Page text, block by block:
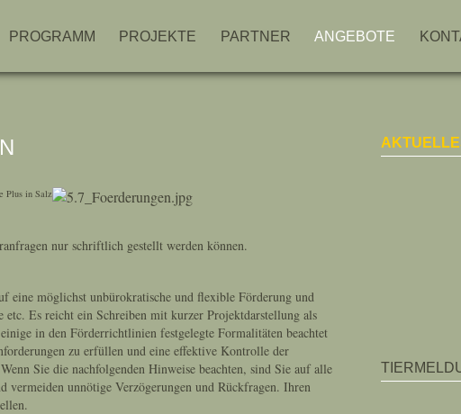
PROGRAMM PROJEKTE PARTNER ANGEBOTE
Plus in Salz
nur schriftlich gestellt werden können.
eine möglichst unbürokratische und flexible Förderung und
etc. Es reicht ein Schreiben mit kurzer Projektdarstellung als
in den Förderrichtlinien festgelegte Formalitäten beachtet
zu erfüllen und eine effektive Kontrolle der
Sie die nachfolgenden Hinweise beachten, sind Sie auf alle
vermeiden unnötige Verzögerungen und Rückfragen. Ihren
stellen.